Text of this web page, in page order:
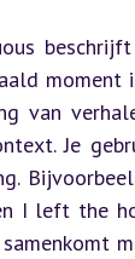
moment
van
Je
I left the